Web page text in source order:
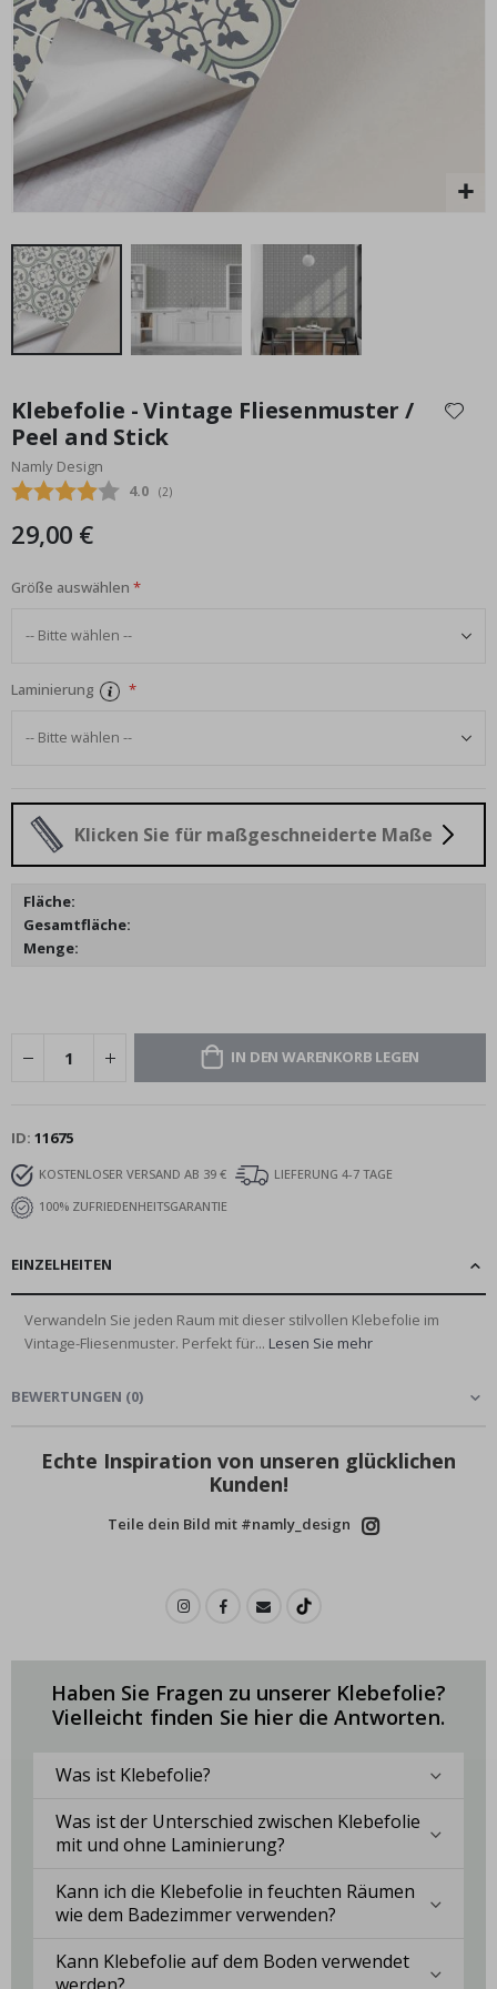
Special
Price
29,00 €
Anfang
der
Bildgalerie
springen
Klebefolie - Vintage Fliesenmuster /
Peel and Stick
Namly Design
Durchschnittliche Bewertung:
4.0 (abgegebene bewertungen:
2)
29,00 €
Größe auswählen
Laminierung
Klicken Sie für maßgeschneiderte Maße
Fläche:
Gesamtfläche:
Menge:
IN DEN WARENKORB LEGEN
ID 11675
KOSTENLOSER VERSAND AB 39 €
LIEFERUNG 4-7 TAGE
100% ZUFRIEDENHEITSGARANTIE
EINZELHEITEN
Verwandeln Sie jeden Raum mit dieser stilvollen Klebefolie im
Vintage-Fliesenmuster. Perfekt für... Lesen Sie mehr
BEWERTUNGEN (0)
Echte Inspiration von unseren glücklichen
Kunden!
Teile dein Bild mit #namly_design
Haben Sie Fragen zu unserer Klebefolie?
Vielleicht finden Sie hier die Antworten.
Was ist Klebefolie?
Was ist der Unterschied zwischen Klebefolie
mit und ohne Laminierung?
Kann ich die Klebefolie in feuchten Räumen
wie dem Badezimmer verwenden?
Kann Klebefolie auf dem Boden verwendet